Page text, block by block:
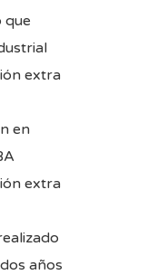
que
extra
en
extra
años